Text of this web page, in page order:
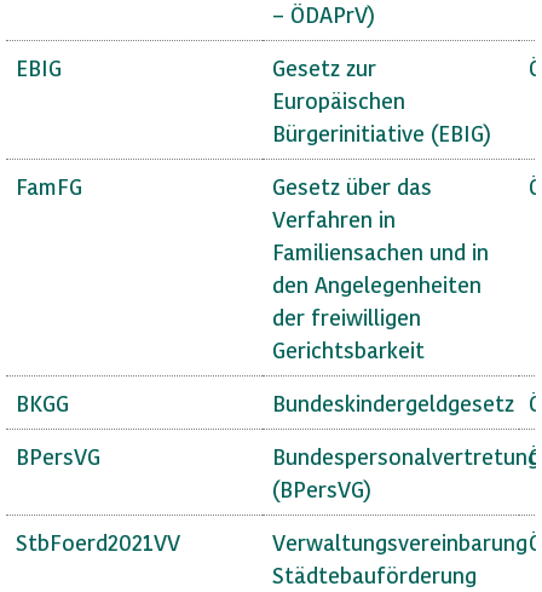
– ÖDAPrV)
EBIG
Gesetz zur
Europäischen
Bürgerinitiative (EBIG)
FamFG
Gesetz über das
Verfahren in
Familiensachen und in
den Angelegenheiten
der freiwilligen
Gerichtsbarkeit
BKGG Bundeskindergeldgesetz
BPersVG
(BPersVG)
StbFoerd2021VV
Verwaltungsvereinbarung
Städtebauförderung